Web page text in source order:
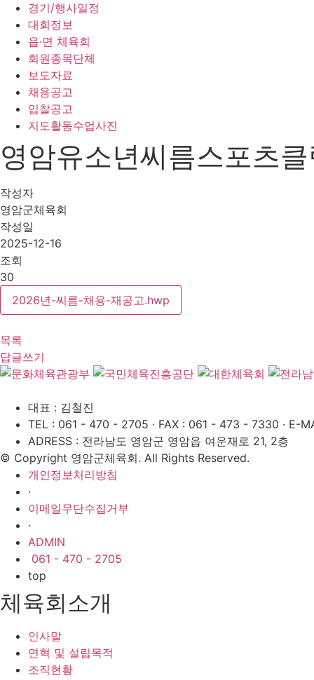
경기/행사일정
대회정보
읍·면 체육회
회원종목단체
보도자료
채용공고
입찰공고
지도활동수업사진
영암유소년씨름스포츠
작성자
영암군체육회
작성일
2025-12-16
조회
30
2026년-씨름-채용-재공고.hwp
목록
답글쓰기
대표 : 김철진
TEL : 061 - 470 - 2705 · FAX : 061 - 473 - 7330 · E-
ADRESS : 전라남도 영암군 영암읍 여운재로 21, 2층
© Copyright 영암군체육회. All Rights Reserved.
개인정보처리방침
·
이메일무단수집거부
·
ADMIN
061 - 470 - 2705
top
체육회소개
인사말
연혁 및 설립목적
조직현황